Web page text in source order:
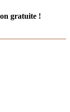
gratuite !